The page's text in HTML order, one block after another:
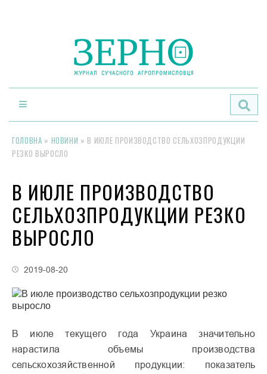
ГОЛОВНА » НОВИНИ » В ИЮЛЕ ПРОИЗВОДСТВО СЕЛЬХОЗПРОДУКЦИИ
РЕЗКО ВЫРОСЛО
В ИЮЛЕ ПРОИЗВОДСТВО
СЕЛЬХОЗПРОДУКЦИИ РЕЗКО
ВЫРОСЛО
2019-08-20
В июле текущего года Украина значительно
нарастила объемы производства
сельскохозяйственной продукции: показатель